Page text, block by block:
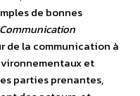
de bonnes
de la communication à
et
parties prenantes,